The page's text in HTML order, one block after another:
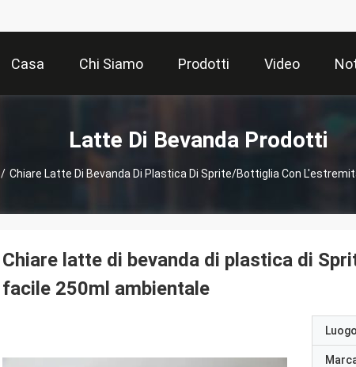
Casa Chi Siamo Prodotti Video
Latte Di Bevanda Prodotti
/ Chiare Latte Di Bevanda Di Plastica Di Sprite/bottiglia Con
Chiare latte di bevanda di plastica di
facile 250ml ambientale